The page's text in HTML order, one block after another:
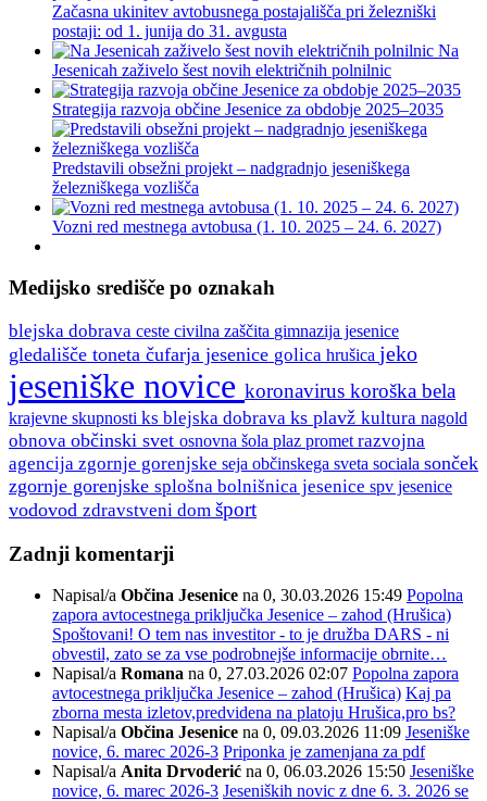
Začasna ukinitev avtobusnega postajališča pri železniški
postaji: od 1. junija do 31. avgusta
Na
Jesenicah zaživelo šest novih električnih polnilnic
Strategija razvoja občine Jesenice za obdobje 2025–2035
Predstavili obsežni projekt – nadgradnjo jeseniškega
železniškega vozlišča
Vozni red mestnega avtobusa (1. 10. 2025 – 24. 6. 2027)
Medijsko središče po oznakah
blejska dobrava ceste civilna zaščita gimnazija jesenice
gledališče toneta čufarja jesenice golica hrušica jeko
jeseniške novice koronavirus koroška bela
krajevne skupnosti ks blejska dobrava ks plavž kultura nagold
obnova občinski svet osnovna šola plaz promet razvojna
agencija zgornje gorenjske seja občinskega sveta sociala sonček
zgornje gorenjske splošna bolnišnica jesenice spv jesenice
vodovod zdravstveni dom šport
Zadnji komentarji
Napisal/a Občina Jesenice na 0, 30.03.2026 15:49 Popolna
zapora avtocestnega priključka Jesenice – zahod (Hrušica)
Spoštovani! O tem nas investitor - to je družba DARS - ni
obvestil, zato se za vse podrobnejše informacije obrnite…
Napisal/a Romana na 0, 27.03.2026 02:07 Popolna zapora
avtocestnega priključka Jesenice – zahod (Hrušica) Kaj pa
zborna mesta izletov,predvidena na platoju Hrušica,pro bs?
Napisal/a Občina Jesenice na 0, 09.03.2026 11:09 Jeseniške
novice, 6. marec 2026-3 Priponka je zamenjana za pdf
Napisal/a Anita Drvoderić na 0, 06.03.2026 15:50 Jeseniške
novice, 6. marec 2026-3 Jeseniških novic z dne 6. 3. 2026 se